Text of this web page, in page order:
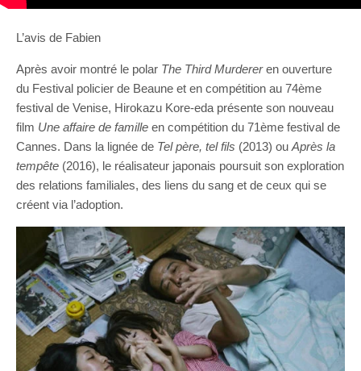
L’avis de Fabien
Après avoir montré le polar The Third Murdereren ouverture
du Festival policier de Beaune et en compétition au 74ème
festival de Venise, Hirokazu Kore-eda présente son nouveau
film Une affaire de famille en compétition du 71ème festival de
Cannes. Dans la lignée de Tel père, tel fils (2013) ou Après la
tempête (2016), le réalisateur japonais poursuit son exploration
des relations familiales, des liens du sang et de ceux qui se
créent via l’adoption.